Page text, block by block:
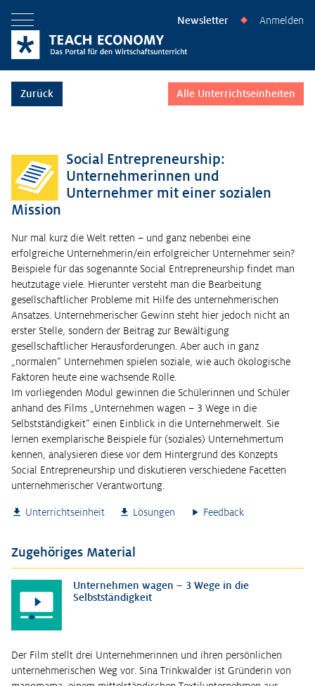
Menü öffnen Newsletter ◆ Anmelden
Zurück Alle Unterrichtseinheiten
Social Entrepreneurship:
Unternehmerinnen und
Unternehmer mit einer sozialen
Mission
Nur mal kurz die Welt retten – und ganz nebenbei eine
erfolgreiche Unternehmerin/ein erfolgreicher Unternehmer sein?
Beispiele für das sogenannte Social Entrepreneurship findet man
heutzutage viele. Hierunter versteht man die Bearbeitung
gesellschaftlicher Probleme mit Hilfe des unternehmerischen
Ansatzes. Unternehmerischer Gewinn steht hier jedoch nicht an
erster Stelle, sondern der Beitrag zur Bewältigung
gesellschaftlicher Herausforderungen. Aber auch in ganz
„normalen“ Unternehmen spielen soziale, wie auch ökologische
Faktoren heute eine wachsende Rolle.
Im vorliegenden Modul gewinnen die Schülerinnen und Schüler
anhand des Films „Unternehmen wagen – 3 Wege in die
Selbstständigkeit“ einen Einblick in die Unternehmerwelt. Sie
lernen exemplarische Beispiele für (soziales) Unternehmertum
kennen, analysieren diese vor dem Hintergrund des Konzepts
Social Entrepreneurship und diskutieren verschiedene Facetten
unternehmerischer Verantwortung.
Unterrichtseinheit Lösungen Feedback
Zugehöriges Material
Unternehmen wagen – 3 Wege in die
Selbstständigkeit
Der Film stellt drei Unternehmerinnen und ihren persönlichen
unternehmerischen Weg vor. Sina Trinkwalder ist Gründerin von